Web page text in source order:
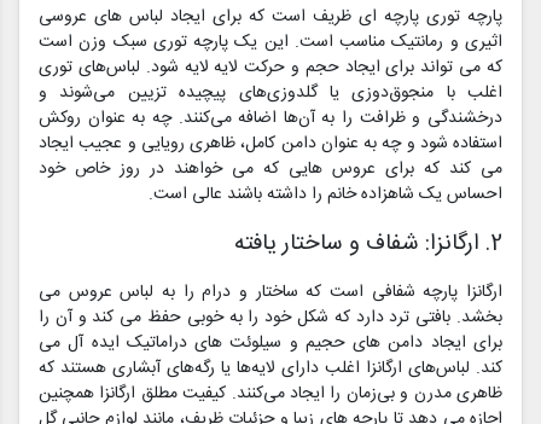
پارچه توری پارچه ای ظریف است که برای ایجاد لباس های عروسی
اثیری و رمانتیک مناسب است. این یک پارچه توری سبک وزن است
که می تواند برای ایجاد حجم و حرکت لایه لایه شود. لباس‌های توری
اغلب با منجوق‌دوزی یا گلدوزی‌های پیچیده تزیین می‌شوند و
درخشندگی و ظرافت را به آن‌ها اضافه می‌کنند. چه به عنوان روکش
استفاده شود و چه به عنوان دامن کامل، ظاهری رویایی و عجیب ایجاد
می کند که برای عروس هایی که می خواهند در روز خاص خود
احساس یک شاهزاده خانم را داشته باشند عالی است.
2. ارگانزا: شفاف و ساختار یافته
ارگانزا پارچه شفافی است که ساختار و درام را به لباس عروس می
بخشد. بافتی ترد دارد که شکل خود را به خوبی حفظ می کند و آن را
برای ایجاد دامن های حجیم و سیلوئت های دراماتیک ایده آل می
کند. لباس‌های ارگانزا اغلب دارای لایه‌ها یا رگه‌های آبشاری هستند که
ظاهری مدرن و بی‌زمان را ایجاد می‌کنند. کیفیت مطلق ارگانزا همچنین